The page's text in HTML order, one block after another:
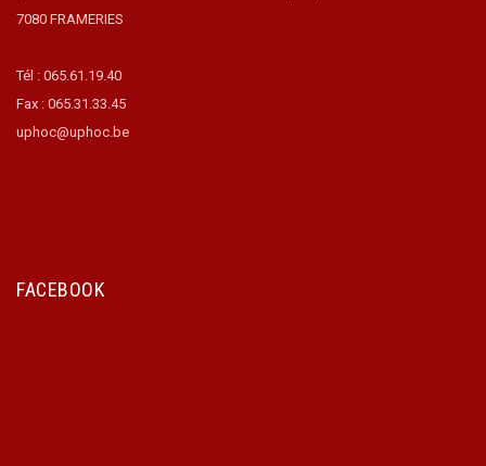
7080 FRAMERIES
Tél : 065.61.19.40
Fax : 065.31.33.45
uphoc@uphoc.be
FACEBOOK